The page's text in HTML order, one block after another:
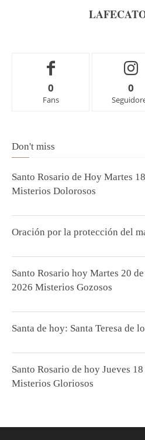
0
Fans
0
Don't miss
Santo Rosario de Hoy Martes
Misterios Dolorosos
Oración por la protección del
Santo Rosario hoy Martes 20
2026 Misterios Gozosos
Santa de hoy: Santa Teresa de
Santo Rosario de hoy Jueves
Misterios Gloriosos